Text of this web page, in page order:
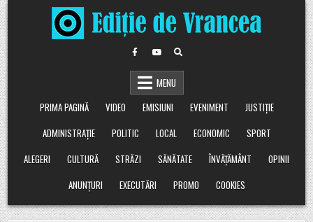
Skip
to
content
MENU
PRIMA PAGINĂ
VIDEO EMISIUNI EVENIMENT
JUSTIȚIE
ADMINISTRAȚIE
POLITIC LOCAL ECONOMIC
SPORT
ALEGERI
CULTURĂ STRĂZI SĂNĂTATE ÎNVĂȚĂMÂNT
OPINII
ANUNȚURI
EXECUTĂRI PROMO COOKIES